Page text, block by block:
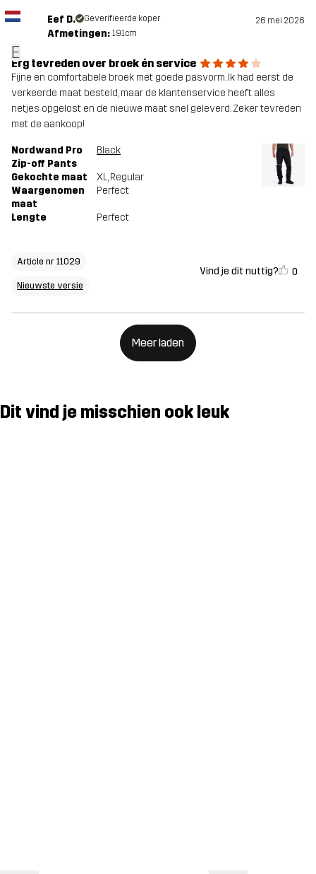
E
Eef D. Geverifieerde koper 26 mei 2026
Afmetingen: 191cm
Erg tevreden over broek én service
Fijne en comfortabele broek met goede pasvorm. Ik had eerst de
verkeerde maat besteld, maar de klantenservice heeft alles
netjes opgelost en de nieuwe maat snel geleverd. Zeker tevreden
met de aankoop!
Nordwand Pro
Zip-off Pants
Black
Gekochte maat XL, Regular
Waargenomen
maat
Perfect
Lengte Perfect
Article nr 11029
Nieuwste versie
Vind je dit nuttig? 0
Meer laden
Dit vind je misschien ook leuk